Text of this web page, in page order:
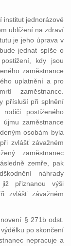
institut jednorázové
ublížení na zdraví
je jeho úprava v
jednat spíše o
kdy jsou
zaměstnance
uplatnění a pro
zaměstnance.
přísluší při splnění
postiženého
zaměstnance
osobám byla
zvlášť závažném
zaměstnanec
zemře, pak
náhrady
již přiznanou výši
zvlášť závažném
§ 271b odst.
po skončení
nepracuje a